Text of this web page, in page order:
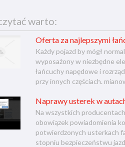
warto:
Oferta za najlepszymi
Każdy pojazd by mógł
wyposażony w niezbędne
łańcuchy napędowe i
przy innych częściach.
Naprawy usterek w
Na wszystkich
obowiązek powiadomienia
potwierdzonych usterkach
stopniu bezpieczeństwu